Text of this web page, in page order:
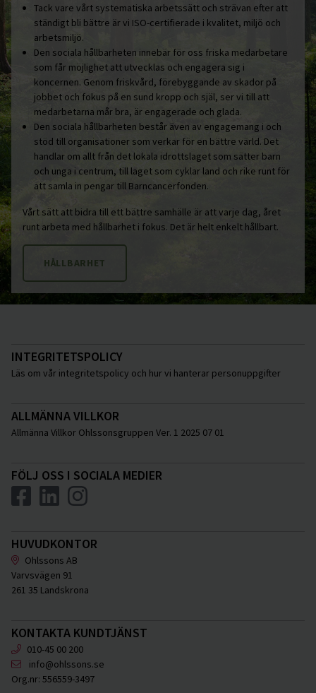
Tack vare vårt systematiska arbetssätt och strävan efter att
ständigt bli bättre är vi ISO-certifierade i kvalitet, miljö och
arbetsmiljö.
Den sociala hållbarheten innebär för oss friska medarbetare
som får möjlighet att utvecklas och engagera sig i
koncernen. Genom friskvård, förebyggande av skador på
jobbet och fokus på en sund kropp och själ, ser vi till att
medarbetarna mår bra, är engagerade och glada.
Den sociala hållbarheten består även av engagemang i och
stöd till organisationer som verkar för en bättre värld. Det
handlar om allt från det lokala idrottslaget som sätter barn
och unga i centrum, till laget som cyklar land och rike runt för
att samla in pengar till Barncancerfonden.
Vårt sätt att bidra till ett bättre samhälle är att varje dag, året
runt arbeta med hållbarhet i fokus. Det är helt enkelt hållbart.
HÅLLBARHET
INTEGRITETSPOLICY
Läs om vår integritetspolicy och hur vi hanterar personuppgifter
ALLMÄNNA VILLKOR
Allmänna Villkor Ohlssonsgruppen Ver. 1 2025 07 01
FÖLJ OSS I SOCIALA MEDIER
HUVUDKONTOR
Ohlssons AB
Varvsvägen 91
261 35 Landskrona
KONTAKTA KUNDTJÄNST
010-45 00 200
info@ohlssons.se
Org.nr: 556559-3497